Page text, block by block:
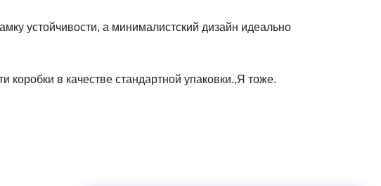
устойчивости, а минималистский дизайн идеально
в качестве стандартной упаковки.,Я тоже.